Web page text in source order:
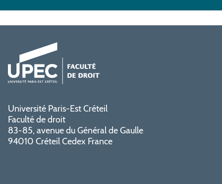
Université Paris-Est Créteil
Faculté de droit
83-85, avenue du Général de Gaulle
94010 Créteil Cedex France